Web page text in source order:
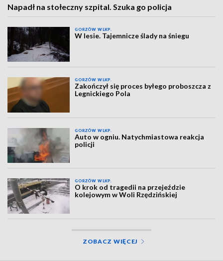
Napadł na stołeczny szpital. Szuka go policja
GORZÓW WLKP.
W lesie. Tajemnicze ślady na śniegu
GORZÓW WLKP.
Zakończył się proces byłego proboszcza z
Legnickiego Pola
GORZÓW WLKP.
Auto w ogniu. Natychmiastowa reakcja
policji
GORZÓW WLKP.
O krok od tragedii na przejeździe
kolejowym w Woli Rzędzińskiej
ZOBACZ WIĘCEJ